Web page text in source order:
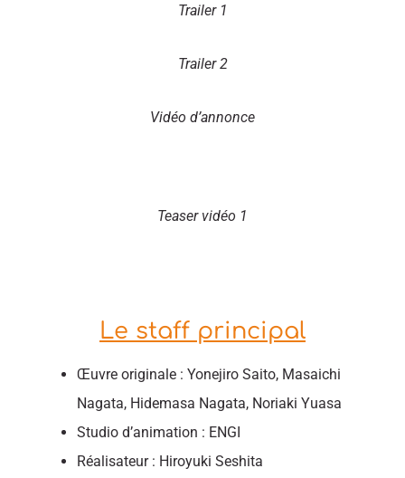
Trailer 1
Trailer 2
Vidéo d’annonce
Teaser vidéo 1
Le staff principal
Œuvre originale : Yonejiro Saito, Masaichi
Nagata, Hidemasa Nagata, Noriaki Yuasa
Studio d’animation : ENGI
Réalisateur : Hiroyuki Seshita